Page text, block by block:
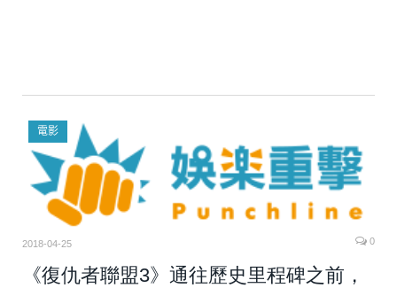
電影
2018-04-25 0
《復仇者聯盟3》通往歷史里程碑之前，